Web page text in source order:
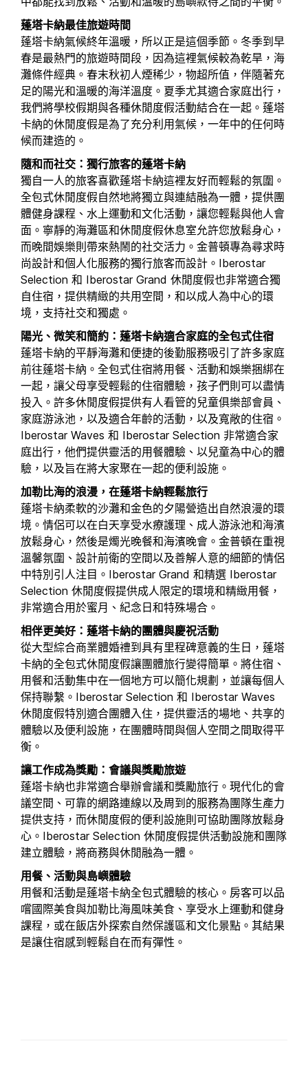
蓬塔卡納最佳旅遊時間
蓬塔卡納氣候終年溫暖，所以正是這個季節。冬季到早
春是最熱門的旅遊時間段，因為這裡氣候較為乾旱，海
灘條件經典。春末秋初人煙稀少，物超所值，伴隨著充
足的陽光和溫暖的海洋溫度。夏季尤其適合家庭出行，
我們將學校假期與各種休閒度假活動結合在一起。蓬塔
卡納的休閒度假是為了充分利用氣候，一年中的任何時
候而建造的。
隨和而社交：獨行旅客的蓬塔卡納
獨自一人的旅客喜歡蓬塔卡納這裡友好而輕鬆的氛圍。
全包式休閒度假自然地將獨立與連結融為一體，提供團
體健身課程、水上運動和文化活動，讓您輕鬆與他人會
面。寧靜的海灘區和休閒度假休息室允許您放鬆身心，
而晚間娛樂則帶來熱鬧的社交活力。金普頓專為尋求時
尚設計和個人化服務的獨行旅客而設計。Iberostar
Selection 和 Iberostar Grand 休閒度假也非常適合獨
自住宿，提供精緻的共用空間，和以成人為中心的環
境，支持社交和獨處。
陽光、微笑和簡約：蓬塔卡納適合家庭的全包式住宿
蓬塔卡納的平靜海灘和便捷的後勤服務吸引了許多家庭
前往蓬塔卡納。全包式住宿將用餐、活動和娛樂捆綁在
一起，讓父母享受輕鬆的住宿體驗，孩子們則可以盡情
投入。許多休閒度假提供有人看管的兒童俱樂部會員、
家庭游泳池，以及適合年齡的活動，以及寬敞的住宿。
Iberostar Waves 和 Iberostar Selection 非常適合家
庭出行，他們提供靈活的用餐體驗、以兒童為中心的體
驗，以及旨在將大家聚在一起的便利設施。
加勒比海的浪漫，在蓬塔卡納輕鬆旅行
蓬塔卡納柔軟的沙灘和金色的夕陽營造出自然浪漫的環
境。情侶可以在白天享受水療護理、成人游泳池和海濱
放鬆身心，然後是燭光晚餐和海濱晚會。金普頓在重視
溫馨氛圍、設計前衛的空間以及善解人意的細節的情侶
中特別引人注目。Iberostar Grand 和精選 Iberostar
Selection 休閒度假提供成人限定的環境和精緻用餐，
非常適合用於蜜月、紀念日和特殊場合。
相伴更美好：蓬塔卡納的團體與慶祝活動
從大型綜合商業體婚禮到具有里程碑意義的生日，蓬塔
卡納的全包式休閒度假讓團體旅行變得簡單。將住宿、
用餐和活動集中在一個地方可以簡化規劃，並讓每個人
保持聯繫。Iberostar Selection 和 Iberostar Waves
休閒度假特別適合團體入住，提供靈活的場地、共享的
體驗以及便利設施，在團體時間與個人空間之間取得平
衡。
讓工作成為獎勵：會議與獎勵旅遊
蓬塔卡納也非常適合舉辦會議和獎勵旅行。現代化的會
議空間、可靠的網路連線以及周到的服務為團隊生產力
提供支持，而休閒度假的便利設施則可協助團隊放鬆身
心。Iberostar Selection 休閒度假提供活動設施和團隊
建立體驗，將商務與休閒融為一體。
用餐、活動與島嶼體驗
用餐和活動是蓬塔卡納全包式體驗的核心。房客可以品
嚐國際美食與加勒比海風味美食、享受水上運動和健身
課程，或在飯店外探索自然保護區和文化景點。其結果
是讓住宿感到輕鬆自在而有彈性。